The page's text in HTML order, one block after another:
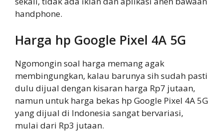
handphone.
Harga hp Google Pixel 4A 5G
Ngomongin soal harga memang agak
membingungkan, kalau barunya sih sudah pasti
dulu dijual dengan kisaran harga Rp7 jutaan,
namun untuk harga bekas hp Google Pixel 4A 5G
yang dijual di Indonesia sangat bervariasi,
mulai dari Rp3 jutaan.